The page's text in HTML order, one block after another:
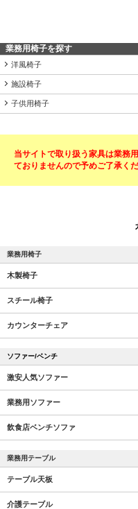
業務用椅子を探す
洋風椅子
施設椅子
子供用椅子
当サイトで取り扱う家具は業務
ておりませんので予めご了承くだ
業務用椅子
木製椅子
スチール椅子
カウンターチェア
ソファー/ベンチ
激安人気ソファー
業務用ソファー
飲食店ベンチソファ
業務用テーブル
テーブル天板
介護テーブル